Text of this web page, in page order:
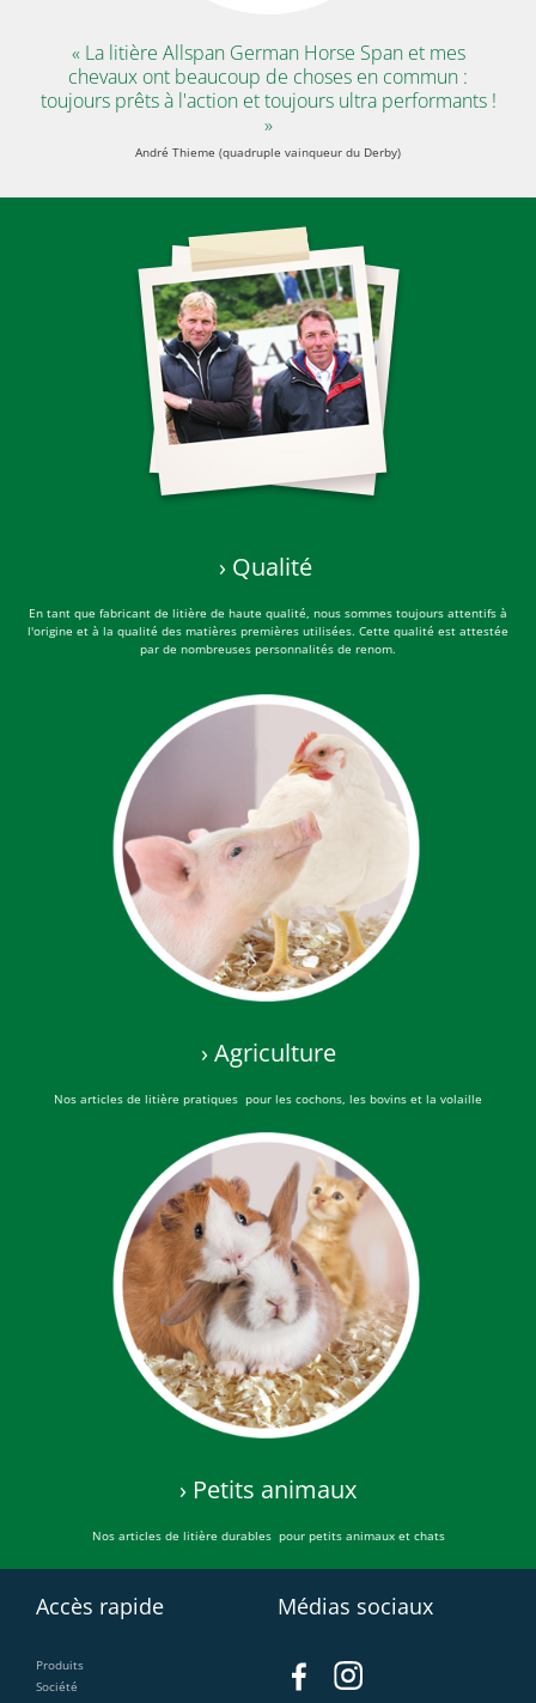
German Horse Span et mes
de choses en commun :
et toujours ultra performants !
vainqueur du Derby)
« Je suis convaincu par la
German Horse sur toute
meilleure litière
› Qualité
En tant que fabricant de litière de haute qualité, nous sommes toujours attentifs à
l'origine et à la qualité des matières premières utilisées. Cette qualité est attestée
par de nombreuses personnalités de renom.
› Agriculture
Nos articles de litière pratiques pour les cochons, les bovins et la volaille
› Petits animaux
Nos articles de litière durables pour petits animaux et chats
Accès rapide
Produits
Société
Médias sociaux